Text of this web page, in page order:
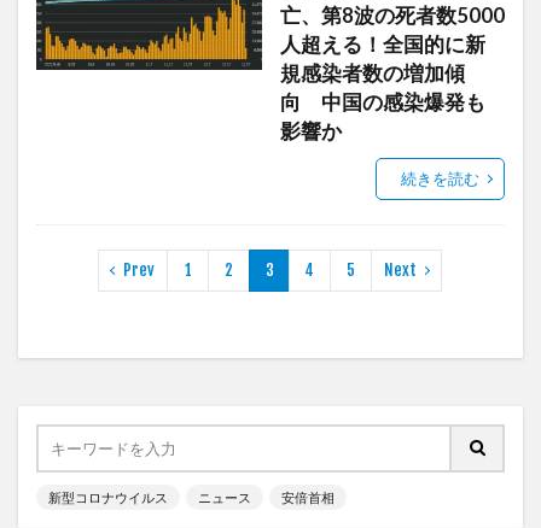
亡、第8波の死者数5000
人超える！全国的に新
規感染者数の増加傾
向 中国の感染爆発も
影響か
続きを読む
Prev 1 2 3 4 5 Next
新型コロナウイルス ニュース 安倍首相